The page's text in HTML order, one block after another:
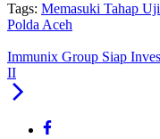
Tags: Memasuki Tahap
Polda Aceh
Immunix Group Siap
II